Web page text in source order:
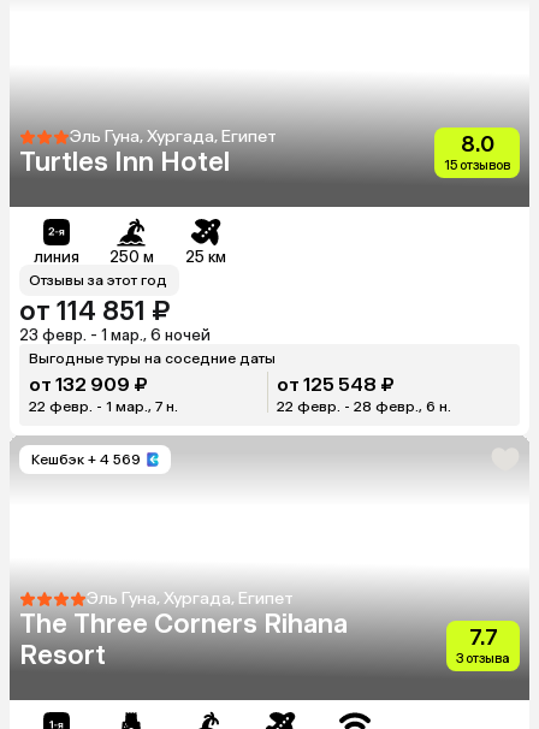
Эль Гуна, Хургада, Египет
Turtles Inn Hotel
8.0
15 отзывов
линия 250 м 25 км
Отзывы за этот год
от 114 851 ₽
23 февр. - 1 мар., 6 ночей
Выгодные туры на соседние даты
от 132 909 ₽
22 февр. - 1 мар., 7 н.
от 125 548 ₽
22 февр. - 28 февр., 6 н.
Кешбэк + 4 569
Эль Гуна, Хургада, Египет
The Three Corners Rihana
Resort
7.7
3 отзыва